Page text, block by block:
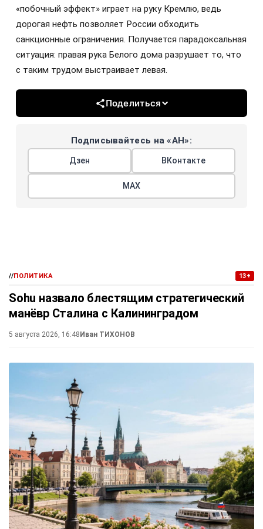
«побочный эффект» играет на руку Кремлю, ведь
дорогая нефть позволяет России обходить
санкционные ограничения. Получается парадоксальная
ситуация: правая рука Белого дома разрушает то, что
с таким трудом выстраивает левая.
Поделиться
Подписывайтесь на «АН»:
Дзен ВКонтакте
МАХ
//ПОЛИТИКА 13+
Sohu назвало блестящим стратегический
манёвр Сталина с Калининградом
5 августа 2026, 16:48 Иван ТИХОНОВ